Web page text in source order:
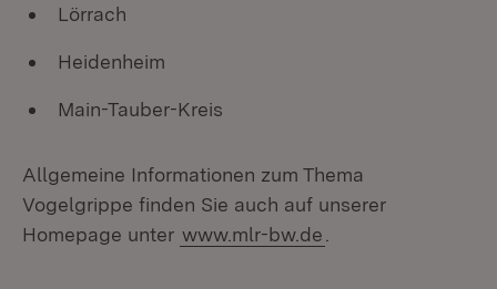
Lörrach
Heidenheim
Main-Tauber-Kreis
Allgemeine Informationen zum Thema
Vogelgrippe finden Sie auch auf unserer
Homepage unter www.mlr-bw.de